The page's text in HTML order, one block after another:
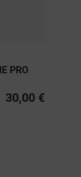
PRO
30,00 €